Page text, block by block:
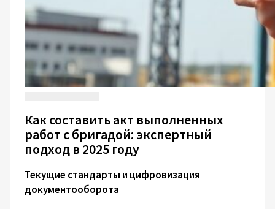
Как составить акт выполненных
работ с бригадой: экспертный
подход в 2025 году
Текущие стандарты и цифровизация
документооборота